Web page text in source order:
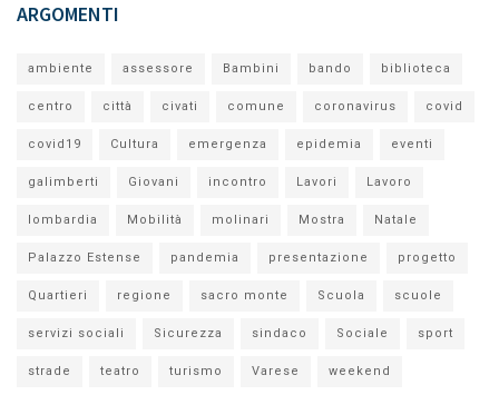
ARGOMENTI
ambiente assessore Bambini bando biblioteca
centro città civati comune coronavirus covid
covid19 Cultura emergenza epidemia eventi
galimberti Giovani incontro Lavori Lavoro
lombardia Mobilità molinari Mostra Natale
Palazzo Estense pandemia presentazione progetto
Quartieri regione sacro monte Scuola scuole
servizi sociali Sicurezza sindaco Sociale sport
strade teatro turismo Varese weekend